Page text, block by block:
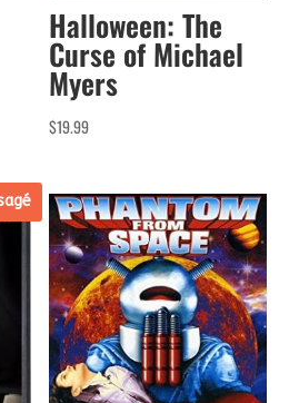
Halloween: The
Curse of Michael
Myers
$19.99